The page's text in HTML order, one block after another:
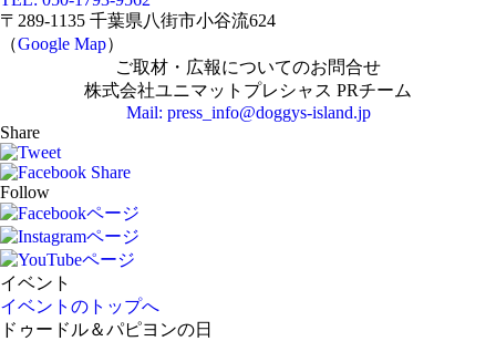
〒289-1135 千葉県八街市小谷流624
（Google Map）
ご取材・広報についてのお問合せ
株式会社ユニマットプレシャス PRチーム
Mail: press_info@doggys-island.jp
Share
Follow
イベント
イベントのトップへ
ドゥードル＆パピヨンの日